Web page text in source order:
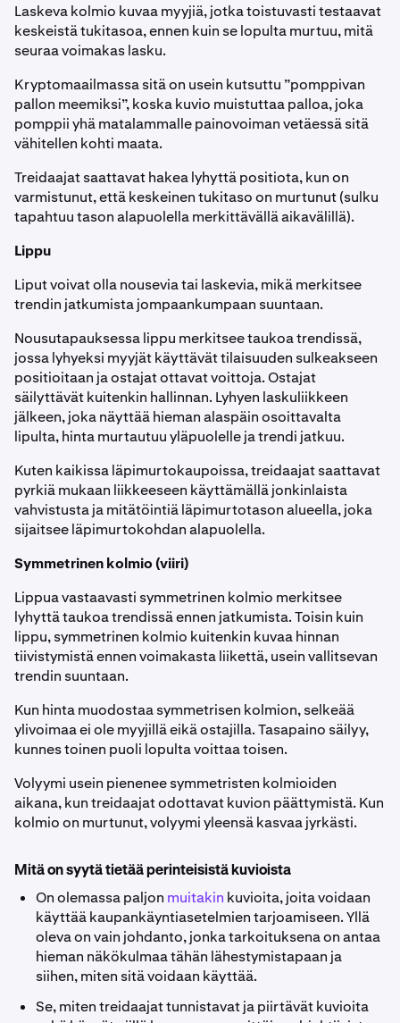
Laskeva kolmio kuvaa myyjiä, jotka toistuvasti testaavat
keskeistä tukitasoa, ennen kuin se lopulta murtuu, mitä
seuraa voimakas lasku.
Kryptomaailmassa sitä on usein kutsuttu ”pomppivan
pallon meemiksi”, koska kuvio muistuttaa palloa, joka
pomppii yhä matalammalle painovoiman vetäessä sitä
vähitellen kohti maata.
Treidaajat saattavat hakea lyhyttä positiota, kun on
varmistunut, että keskeinen tukitaso on murtunut (sulku
tapahtuu tason alapuolella merkittävällä aikavälillä).
Lippu
Liput voivat olla nousevia tai laskevia, mikä merkitsee
trendin jatkumista jompaankumpaan suuntaan.
Nousutapauksessa lippu merkitsee taukoa trendissä,
jossa lyhyeksi myyjät käyttävät tilaisuuden sulkeakseen
positioitaan ja ostajat ottavat voittoja. Ostajat
säilyttävät kuitenkin hallinnan. Lyhyen laskuliikkeen
jälkeen, joka näyttää hieman alaspäin osoittavalta
lipulta, hinta murtautuu yläpuolelle ja trendi jatkuu.
Kuten kaikissa läpimurtokaupoissa, treidaajat saattavat
pyrkiä mukaan liikkeeseen käyttämällä jonkinlaista
vahvistusta ja mitätöintiä läpimurtotason alueella, joka
sijaitsee läpimurtokohdan alapuolella.
Symmetrinen kolmio (viiri)
Lippua vastaavasti symmetrinen kolmio merkitsee
lyhyttä taukoa trendissä ennen jatkumista. Toisin kuin
lippu, symmetrinen kolmio kuitenkin kuvaa hinnan
tiivistymistä ennen voimakasta liikettä, usein vallitsevan
trendin suuntaan.
Kun hinta muodostaa symmetrisen kolmion, selkeää
ylivoimaa ei ole myyjillä eikä ostajilla. Tasapaino säilyy,
kunnes toinen puoli lopulta voittaa toisen.
Volyymi usein pienenee symmetristen kolmioiden
aikana, kun treidaajat odottavat kuvion päättymistä. Kun
kolmio on murtunut, volyymi yleensä kasvaa jyrkästi.
Mitä on syytä tietää perinteisistä kuvioista
On olemassa paljon muitakin kuvioita, joita voidaan
käyttää kaupankäyntiasetelmien tarjoamiseen. Yllä
oleva on vain johdanto, jonka tarkoituksena on antaa
hieman näkökulmaa tähän lähestymistapaan ja
siihen, miten sitä voidaan käyttää.
Se, miten treidaajat tunnistavat ja piirtävät kuvioita